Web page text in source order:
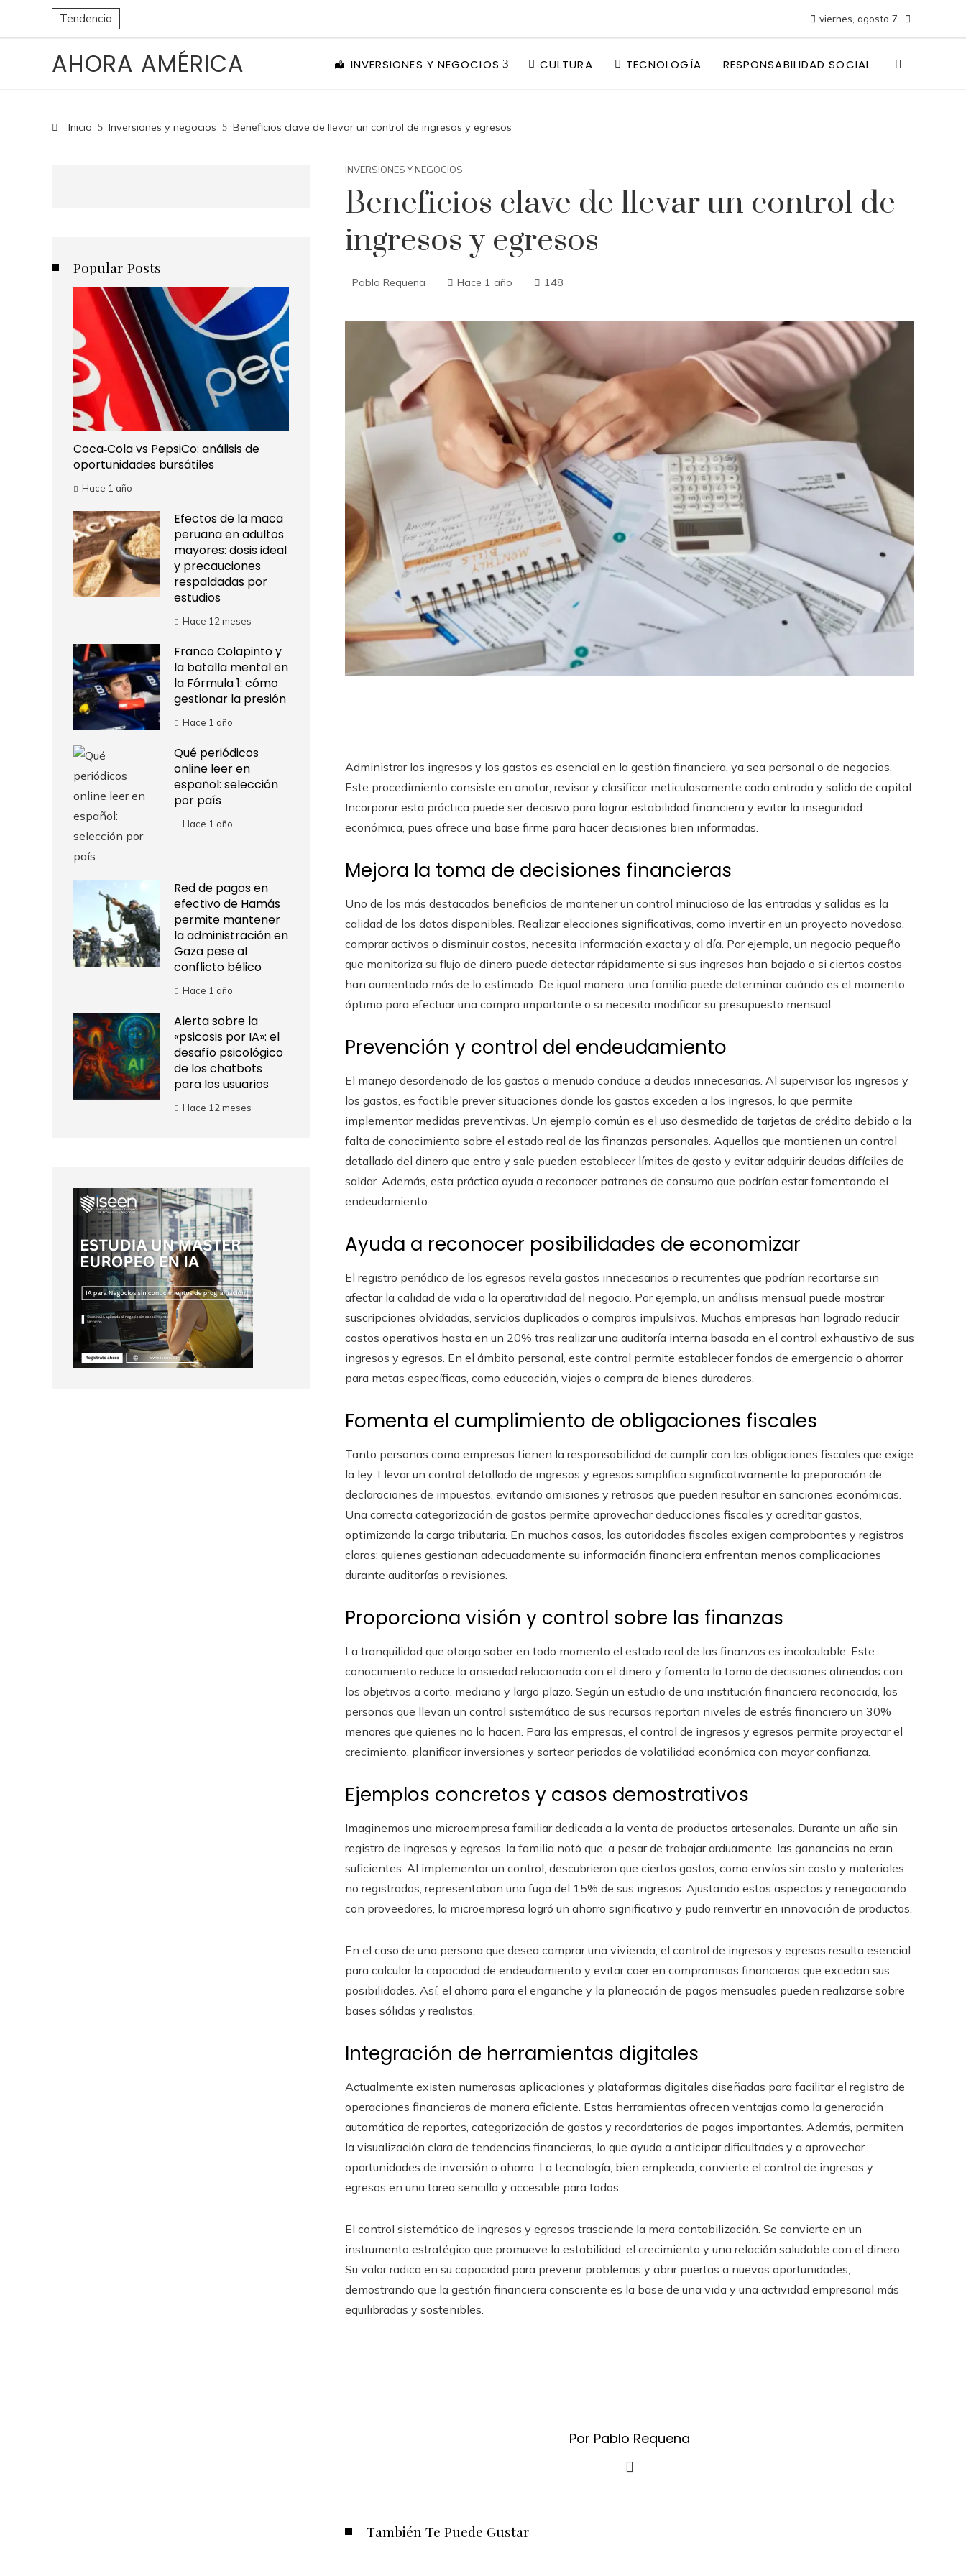
Tendencia viernes, agosto 7
AHORA AMÉRICA INVERSIONES Y NEGOCIOS CULTURA TECNOLOGÍA RESPONSABILIDAD SOCIAL
Inicio Inversiones y negocios Beneficios clave de llevar un control de ingresos y egresos
INVERSIONES Y NEGOCIOS
Beneficios clave de llevar un control de
ingresos y egresos
Pablo Requena Hace 1 año 148
Administrar los ingresos y los gastos es esencial en la gestión financiera, ya sea personal o de negocios.
Este procedimiento consiste en anotar, revisar y clasificar meticulosamente cada entrada y salida de capital.
Incorporar esta práctica puede ser decisivo para lograr estabilidad financiera y evitar la inseguridad
económica, pues ofrece una base firme para hacer decisiones bien informadas.
Mejora la toma de decisiones financieras
Uno de los más destacados beneficios de mantener un control minucioso de las entradas y salidas es la
calidad de los datos disponibles. Realizar elecciones significativas, como invertir en un proyecto novedoso,
comprar activos o disminuir costos, necesita información exacta y al día. Por ejemplo, un negocio pequeño
que monitoriza su flujo de dinero puede detectar rápidamente si sus ingresos han bajado o si ciertos costos
han aumentado más de lo estimado. De igual manera, una familia puede determinar cuándo es el momento
óptimo para efectuar una compra importante o si necesita modificar su presupuesto mensual.
Prevención y control del endeudamiento
El manejo desordenado de los gastos a menudo conduce a deudas innecesarias. Al supervisar los ingresos y
los gastos, es factible prever situaciones donde los gastos exceden a los ingresos, lo que permite
implementar medidas preventivas. Un ejemplo común es el uso desmedido de tarjetas de crédito debido a la
falta de conocimiento sobre el estado real de las finanzas personales. Aquellos que mantienen un control
detallado del dinero que entra y sale pueden establecer límites de gasto y evitar adquirir deudas difíciles de
saldar. Además, esta práctica ayuda a reconocer patrones de consumo que podrían estar fomentando el
endeudamiento.
Ayuda a reconocer posibilidades de economizar
El registro periódico de los egresos revela gastos innecesarios o recurrentes que podrían recortarse sin
afectar la calidad de vida o la operatividad del negocio. Por ejemplo, un análisis mensual puede mostrar
suscripciones olvidadas, servicios duplicados o compras impulsivas. Muchas empresas han logrado reducir
costos operativos hasta en un 20% tras realizar una auditoría interna basada en el control exhaustivo de sus
ingresos y egresos. En el ámbito personal, este control permite establecer fondos de emergencia o ahorrar
para metas específicas, como educación, viajes o compra de bienes duraderos.
Fomenta el cumplimiento de obligaciones fiscales
Tanto personas como empresas tienen la responsabilidad de cumplir con las obligaciones fiscales que exige
la ley. Llevar un control detallado de ingresos y egresos simplifica significativamente la preparación de
declaraciones de impuestos, evitando omisiones y retrasos que pueden resultar en sanciones económicas.
Una correcta categorización de gastos permite aprovechar deducciones fiscales y acreditar gastos,
optimizando la carga tributaria. En muchos casos, las autoridades fiscales exigen comprobantes y registros
claros; quienes gestionan adecuadamente su información financiera enfrentan menos complicaciones
durante auditorías o revisiones.
Proporciona visión y control sobre las finanzas
La tranquilidad que otorga saber en todo momento el estado real de las finanzas es incalculable. Este
conocimiento reduce la ansiedad relacionada con el dinero y fomenta la toma de decisiones alineadas con
los objetivos a corto, mediano y largo plazo. Según un estudio de una institución financiera reconocida, las
personas que llevan un control sistemático de sus recursos reportan niveles de estrés financiero un 30%
menores que quienes no lo hacen. Para las empresas, el control de ingresos y egresos permite proyectar el
crecimiento, planificar inversiones y sortear periodos de volatilidad económica con mayor confianza.
Ejemplos concretos y casos demostrativos
Imaginemos una microempresa familiar dedicada a la venta de productos artesanales. Durante un año sin
registro de ingresos y egresos, la familia notó que, a pesar de trabajar arduamente, las ganancias no eran
suficientes. Al implementar un control, descubrieron que ciertos gastos, como envíos sin costo y materiales
no registrados, representaban una fuga del 15% de sus ingresos. Ajustando estos aspectos y renegociando
con proveedores, la microempresa logró un ahorro significativo y pudo reinvertir en innovación de productos.
En el caso de una persona que desea comprar una vivienda, el control de ingresos y egresos resulta esencial
para calcular la capacidad de endeudamiento y evitar caer en compromisos financieros que excedan sus
posibilidades. Así, el ahorro para el enganche y la planeación de pagos mensuales pueden realizarse sobre
bases sólidas y realistas.
Integración de herramientas digitales
Actualmente existen numerosas aplicaciones y plataformas digitales diseñadas para facilitar el registro de
operaciones financieras de manera eficiente. Estas herramientas ofrecen ventajas como la generación
automática de reportes, categorización de gastos y recordatorios de pagos importantes. Además, permiten
la visualización clara de tendencias financieras, lo que ayuda a anticipar dificultades y a aprovechar
oportunidades de inversión o ahorro. La tecnología, bien empleada, convierte el control de ingresos y
egresos en una tarea sencilla y accesible para todos.
El control sistemático de ingresos y egresos trasciende la mera contabilización. Se convierte en un
instrumento estratégico que promueve la estabilidad, el crecimiento y una relación saludable con el dinero.
Su valor radica en su capacidad para prevenir problemas y abrir puertas a nuevas oportunidades,
demostrando que la gestión financiera consciente es la base de una vida y una actividad empresarial más
equilibradas y sostenibles.
Por Pablo Requena
También Te Puede Gustar
Popular Posts
Coca‑Cola vs PepsiCo: análisis de
oportunidades bursátiles
Hace 1 año
Efectos de la maca
peruana en adultos
mayores: dosis ideal
y precauciones
respaldadas por
estudios
Hace 12 meses
Franco Colapinto y
la batalla mental en
la Fórmula 1: cómo
gestionar la presión
Hace 1 año
Qué periódicos
online leer en
español: selección
por país
Hace 1 año
Red de pagos en
efectivo de Hamás
permite mantener
la administración en
Gaza pese al
conflicto bélico
Hace 1 año
Alerta sobre la
«psicosis por IA»: el
desafío psicológico
de los chatbots
para los usuarios
Hace 12 meses